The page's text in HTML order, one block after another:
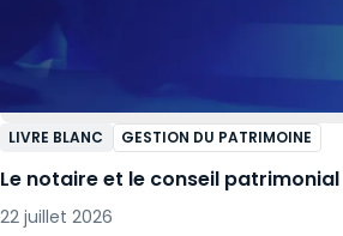
LIVRE BLANC GESTION DU PATRIMOINE
Le notaire et le conseil patrimonial
22 juillet 2026